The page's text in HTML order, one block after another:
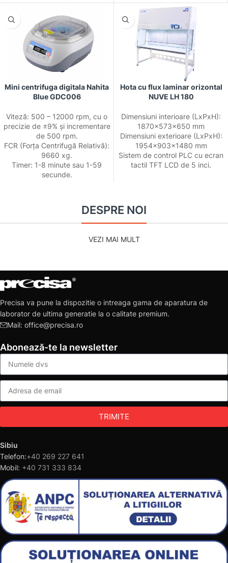
Mini centrifuga digitala Nahita
Blue GDC006
Viteză: 500 – 12000 rpm, cu o
precizie de ±9% și incrementare
de 500 rpm.
FCR (Forța Centrifugă Relativă):
9660 xg.
Timer: 1-8 minute sau 1-59
secunde.
Hota cu flux laminar orizontal
NUVE LH 180
Dimensiuni interioare (LxPxH):
1870x573x650 mm
Dimensiuni exterioare (LxPxH):
1954x903x1480 mm
Sistem de control PLC cu ecran
tactil TFT LCD de 5 inci.
DESPRE NOI
VEZI MAI MULT
Precisa va pune la dispozitie o intreaga gama de aparatura de
laborator de ultima generatie la o calitate premium.
Mail: office@precisa.ro
Abonează-te la newsletter
TRIMITE
Sibiu
Telefon:+40 269 227 641
Mobil: +40 731 333 834